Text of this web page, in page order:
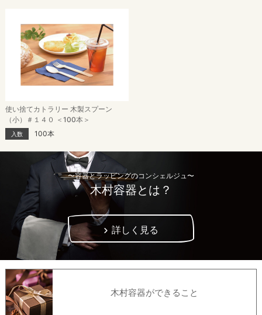
使い捨てカトラリー 木製スプーン
（小）＃１４０ ＜100本＞
入数 100本
〜容器とラッピングのコンシェルジュ〜
木村容器とは？
詳しく見る
木村容器ができること